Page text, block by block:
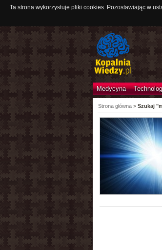
Ta strona wykorzystuje pliki cookies. Pozostawiając w
Medycyna
Strona główna> Szukaj